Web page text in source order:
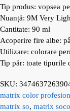
Tip produs: vopsea
Nuanță: 9M Very
Cantitate: 90 ml
Acoperire fire albe:
Utilizare: colorare
Tip păr: toate tipurile
SKU:
matrix color
matrix so, matrix